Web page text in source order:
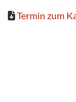
Termin zum